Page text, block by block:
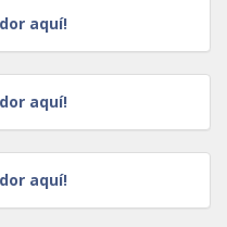
aquí!
aquí!
aquí!